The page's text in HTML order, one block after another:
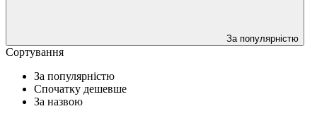
За популярністю
Сортування
За популярністю
Спочатку дешевше
За назвою